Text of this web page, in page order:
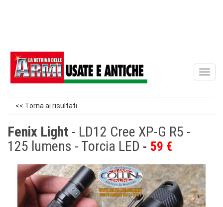
<< Torna ai risultati
Fenix Light - LD12 Cree XP-G R5 -
125 lumens - Torcia LED
59 €